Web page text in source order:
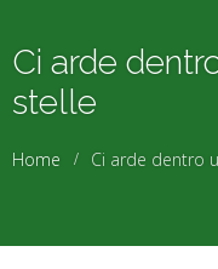
Ci arde
stelle
Home Ci arde dentro